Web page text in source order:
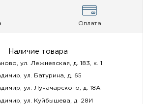
Оплата
Наличие товара
ул. Лежневская, д. 183, к. 1
ул. Батурина, д. 65
ул. Луначарского, д. 18А
ул. Куйбышева, д. 28И